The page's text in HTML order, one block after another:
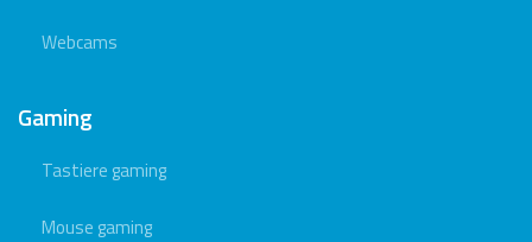
Webcams
Gaming
Tastiere gaming
Mouse gaming